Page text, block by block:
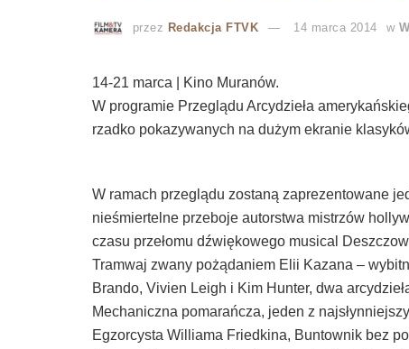
przez Redakcja FTVK 14 marca 2014 w
14-21 marca | Kino Muranów.
W programie Przeglądu Arcydzieła
rzadko pokazywanych na dużym ekranie
W ramach przeglądu zostaną zaprezentowane
nieśmiertelne przeboje autorstwa mistrzów
czasu przełomu dźwiękowego musical
Tramwaj zwany pożądaniem Elii Kazana –
Brando, Vivien Leigh i Kim Hunter, dwa
Mechaniczna pomarańcza, jeden z
Egzorcysta Williama Friedkina, Buntownik bez